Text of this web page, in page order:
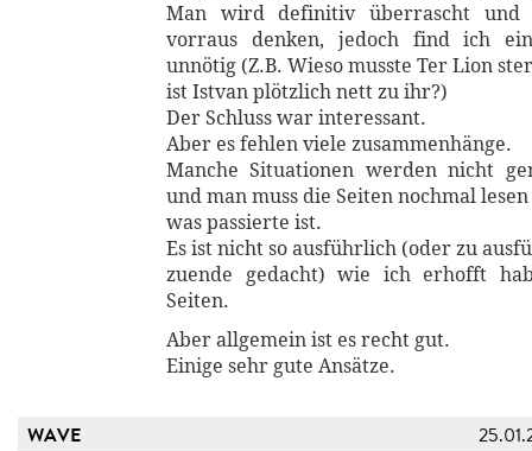
Man wird definitiv überrascht und
vorraus denken, jedoch find ich
unnötig (Z.B. Wieso musste Ter Lion
ist Istvan plötzlich nett zu ihr?)
Der Schluss war interessant.
Aber es fehlen viele zusammenhänge.
Manche Situationen werden nicht
und man muss die Seiten nochmal
was passierte ist.
Es ist nicht so ausführlich (oder zu
zuende gedacht) wie ich erhofft
Seiten.
Aber allgemein ist es recht gut.
Einige sehr gute Ansätze.
WAVE